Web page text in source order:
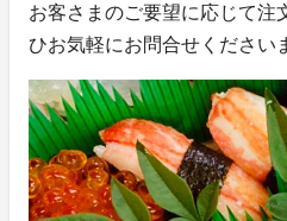
お客さまのご要望に応じて注
ひお気軽にお問合せください